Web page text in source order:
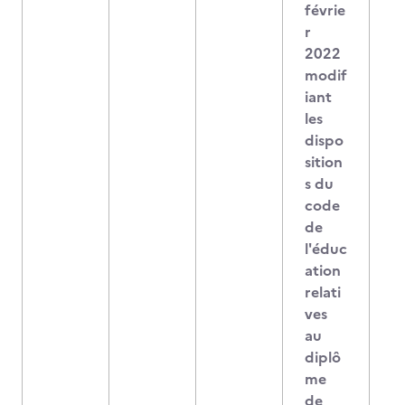
févrie
r
2022
modif
iant
les
dispo
sition
s du
code
de
l'éduc
ation
relati
ves
au
diplô
me
de